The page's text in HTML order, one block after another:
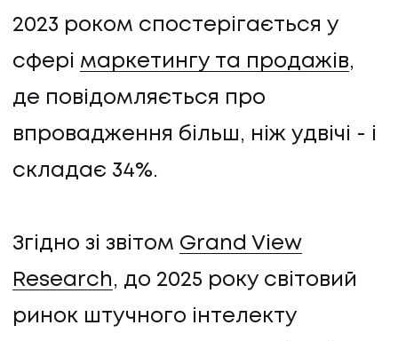
2023 роком спостерігається у
сфері маркетингу та продажів,
де повідомляється про
впровадження більш, ніж удвічі - і
складає 34%.
Згідно зі звітом Grand View
Research, до 2025 року світовий
ринок штучного інтелекту